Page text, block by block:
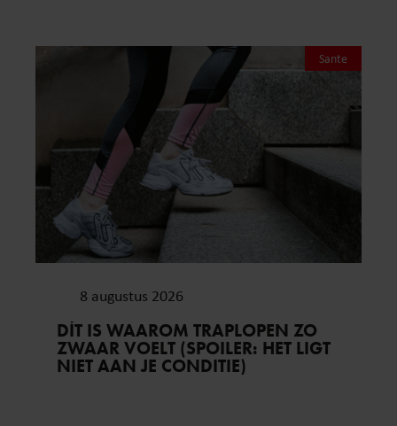
Sante
8 augustus 2026
DÍT IS WAAROM TRAPLOPEN ZO
ZWAAR VOELT (SPOILER: HET LIGT
NIET AAN JE CONDITIE)